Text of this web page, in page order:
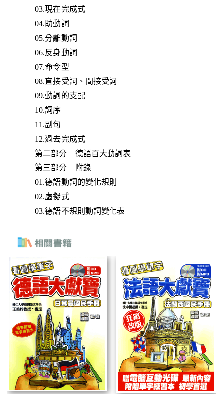
03.現在完成式
04.助動詞
05.分離動詞
06.反身動詞
07.命令型
08.直接受詞、間接受詞
09.動詞的支配
10.詞序
11.副句
12.過去完成式
第二部分 德語百大動詞表
第三部分 附錄
01.德語動詞的變化規則
02.虛擬式
03.德語不規則動詞變化表